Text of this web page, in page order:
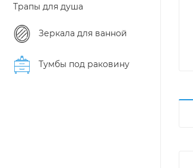
Трапы для душа
Зеркала для ванной
Тумбы под раковину